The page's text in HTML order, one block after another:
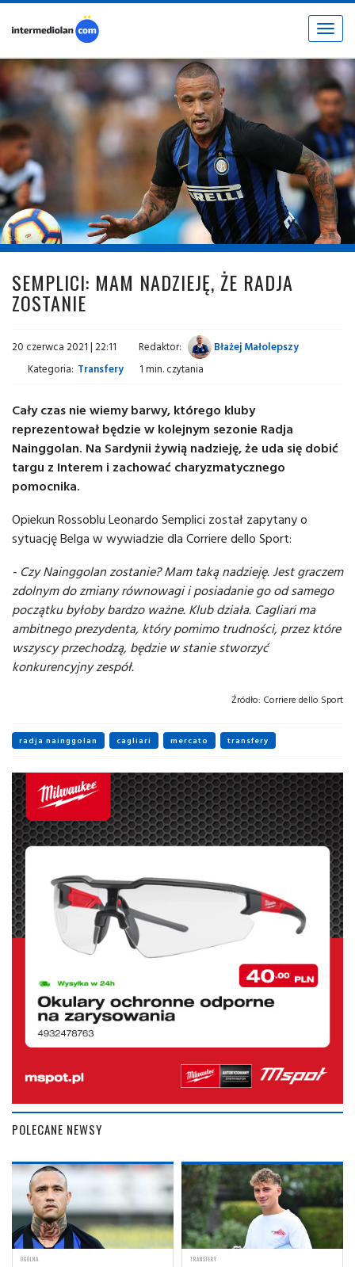
Toggle
fot. © inter.it
SEMPLICI: MAM NADZIEJĘ, ŻE RADJA
ZOSTANIE
20 czerwca 2021 | 22:11 Redaktor:
Błażej Małolepszy
Kategoria: Transfery 1 min. czytania
Cały czas nie wiemy barwy, którego kluby
reprezentował będzie w kolejnym sezonie Radja
Nainggolan. Na Sardynii żywią nadzieję, że uda się dobić
targu z Interem i zachować charyzmatycznego
pomocnika.
Opiekun Rossoblu Leonardo Semplici został zapytany o
sytuację Belga w wywiadzie dla Corriere dello Sport:
- Czy Nainggolan zostanie? Mam taką nadzieję. Jest graczem
zdolnym do zmiany równowagi i posiadanie go od samego
początku byłoby bardzo ważne. Klub działa. Cagliari ma
ambitnego prezydenta, który pomimo trudności, przez które
wszyscy przechodzą, będzie w stanie stworzyć
konkurencyjny zespół.
Źródło: Corriere dello Sport
radja nainggolan cagliari mercato transfery
POLECANE NEWSY
OGÓLNA TRANSFERY